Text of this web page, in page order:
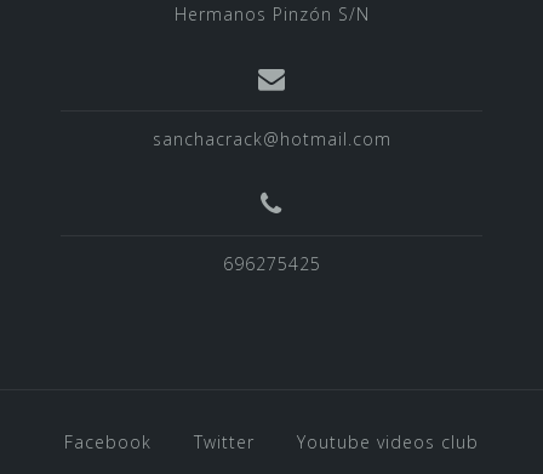
Hermanos Pinzón S/N
sanchacrack@hotmail.com
696275425
Facebook Twitter Youtube videos club